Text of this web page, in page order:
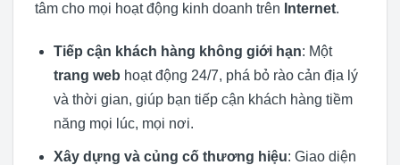
tâm cho mọi hoạt động kinh doanh trên Internet.
Tiếp cận khách hàng không giới hạn: Một
trang web hoạt động 24/7, phá bỏ rào cản địa lý
và thời gian, giúp bạn tiếp cận khách hàng tiềm
năng mọi lúc, mọi nơi.
Xây dựng và củng cố thương hiệu: Giao diện